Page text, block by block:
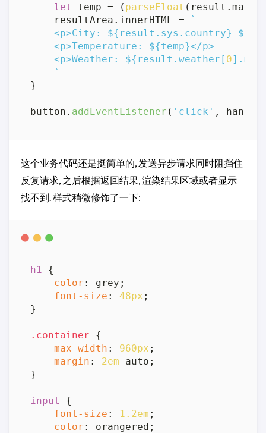
let
temp = ( parseFloat (result. main
    resultArea.
innerHTML =
`
    <p>City:
${result.sys.country}
    <p>Temperature:
${temp}</p>
    <p>Weather:
${result.weather[ 0
    `
}
button. addEventListener ( 'click'
这个业务代码还是挺简单的, 发送异步请求同时阻挡住
反复请求, 之后根据返回结果, 渲染结果区域或者显示
找不到. 样式稍微修饰了一下:
h1 {
color : grey;
font-size : 48px ;
}
.container {
max-width : 960px ;
margin : 2em auto;
}
input
{
font-size : 1.2em ;
color : orangered;